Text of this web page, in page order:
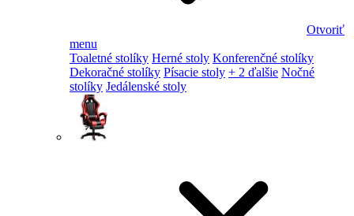
Otvoriť
menu
Toaletné stolíky Herné stoly Konferenčné stolíky
Dekoračné stolíky Písacie stoly + 2 ďalšie Nočné
stolíky Jedálenské stoly